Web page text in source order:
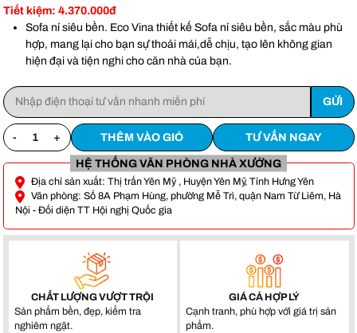
quận Bình Thạnh
Chị Linh - 0916878***
Anh Vũ - 0911861***- S107, Vihome oceanpark Gia Lâm, Hà Nội
Tiết kiệm: 4.370.000đ
Sofa nỉ siêu bền. Eco Vina thiết kế Sofa nỉ siêu bền, sắc màu phù
hợp, mang lại cho bạn sự thoải mái,dễ chịu, tạo lên không gian
hiện đại và tiện nghi cho căn nhà của bạn.
- + THÊM VÀO GIỎ TƯ VẤN NGAY
HỆ THỐNG VĂN PHÒNG NHÀ XƯỞNG
Địa chỉ sản xuất: Thị trấn Yên Mỹ , Huyện Yên Mỹ, Tỉnh Hưng Yên
Văn phòng: Số 8A Phạm Hùng, phường Mễ Trì, quận Nam Từ Liêm, Hà
Nội - Đối diện TT Hội nghị Quốc gia
CHẤT LƯỢNG VƯỢT TRỘI
Sản phẩm bền, đẹp, kiểm tra
nghiêm ngặt.
GIÁ CẢ HỢP LÝ
Cạnh tranh, phù hợp với giá trị sản
phẩm.